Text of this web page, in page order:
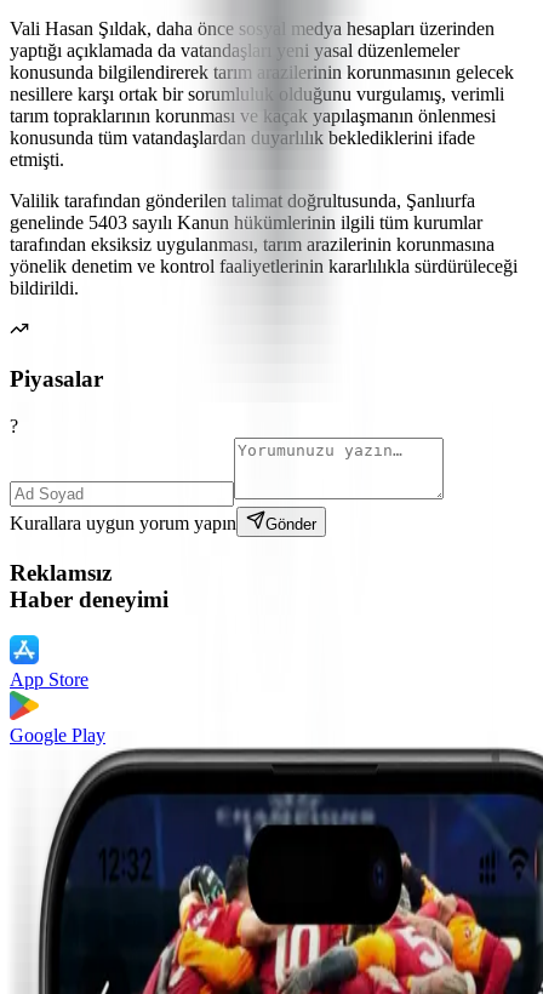
Vali Hasan Şıldak, daha önce sosyal medya hesapları üzerinden
yaptığı açıklamada da vatandaşları yeni yasal düzenlemeler
konusunda bilgilendirerek tarım arazilerinin korunmasının gelecek
nesillere karşı ortak bir sorumluluk olduğunu vurgulamış, verimli
tarım topraklarının korunması ve kaçak yapılaşmanın önlenmesi
konusunda tüm vatandaşlardan duyarlılık beklediklerini ifade
etmişti.
Valilik tarafından gönderilen talimat doğrultusunda, Şanlıurfa
genelinde 5403 sayılı Kanun hükümlerinin ilgili tüm kurumlar
tarafından eksiksiz uygulanması, tarım arazilerinin korunmasına
yönelik denetim ve kontrol faaliyetlerinin kararlılıkla sürdürüleceği
bildirildi.
Piyasalar
?
Kurallara uygun yorum yapın Gönder
Reklamsız
Haber deneyimi
App Store
Google Play